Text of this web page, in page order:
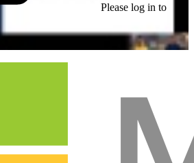
Please log in to